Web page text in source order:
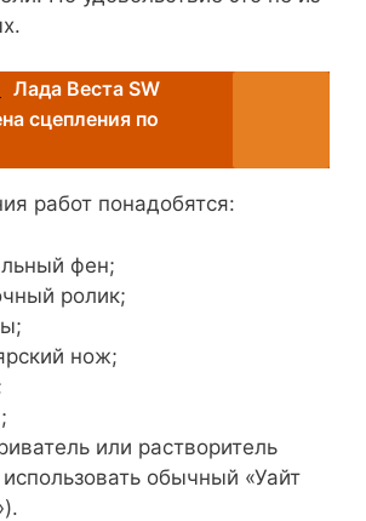
Лада Веста SW
сцепления по
работ понадобятся:
фен;
ролик;
нож;
или растворитель
обычный «Уайт